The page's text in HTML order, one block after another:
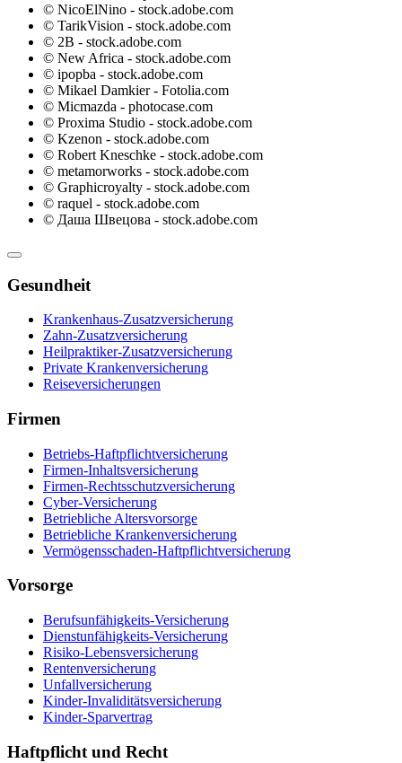
© NicoElNino - stock.adobe.com
© TarikVision - stock.adobe.com
© 2B - stock.adobe.com
© New Africa - stock.adobe.com
© ipopba - stock.adobe.com
© Mikael Damkier - Fotolia.com
© Micmazda - photocase.com
© Proxima Studio - stock.adobe.com
© Kzenon - stock.adobe.com
© Robert Kneschke - stock.adobe.com
© metamorworks - stock.adobe.com
© Graphicroyalty - stock.adobe.com
© raquel - stock.adobe.com
© Даша Швецова - stock.adobe.com
Gesundheit
Krankenhaus-Zusatzversicherung
Zahn-Zusatzversicherung
Heilpraktiker-Zusatzversicherung
Private Krankenversicherung
Reiseversicherungen
Firmen
Betriebs-Haftpflichtversicherung
Firmen-Inhaltsversicherung
Firmen-Rechtsschutzversicherung
Cyber-Versicherung
Betriebliche Altersvorsorge
Betriebliche Krankenversicherung
Vermögensschaden-Haftpflichtversicherung
Vorsorge
Berufsunfähigkeits-Versicherung
Dienstunfähigkeits-Versicherung
Risiko-Lebensversicherung
Rentenversicherung
Unfallversicherung
Kinder-Invaliditätsversicherung
Kinder-Sparvertrag
Haftpflicht und Recht